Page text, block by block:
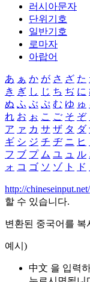
러시아문자
단위기호
일반기호
로마자
아랍어
あ ぁ か が さ ざ た
き ぎ し じ ち ぢ に
ぬ ふ ぶ ぷ む ゆ ゅ
れ お ぉ こ ご そ ぞ
ア ァ カ サ ザ タ ダ
ギ シ ジ チ ヂ ニ ヒ
フ ブ プ ム ユ ュ ル
ォ コ ゴ ソ ゾ ト ド
http://chineseinput.net/
할 수 있습니다.
변환된 중국어를 복
예시)
中文 을 입력